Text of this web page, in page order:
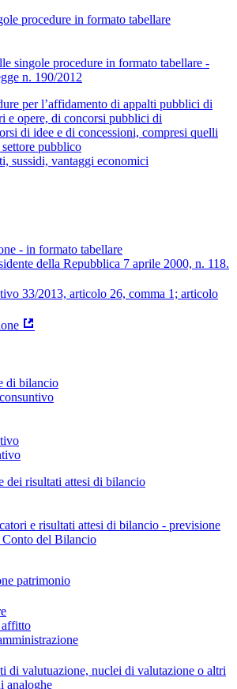
procedure in formato tabellare
singole procedure in formato tabellare -
n. 190/2012
per l’affidamento di appalti pubblici di
e opere, di concorsi pubblici di
di idee e di concessioni, compresi quelli
pubblico
sussidi, vantaggi economici
- in formato tabellare
della Repubblica 7 aprile 2000, n. 118.
33/2013, articolo 26, comma 1; articolo
di bilancio
dei risultati attesi di bilancio
e risultati attesi di bilancio - previsione
del Bilancio
patrimonio
affitto
di valutuazione, nuclei di valutazione o altri
analoghe